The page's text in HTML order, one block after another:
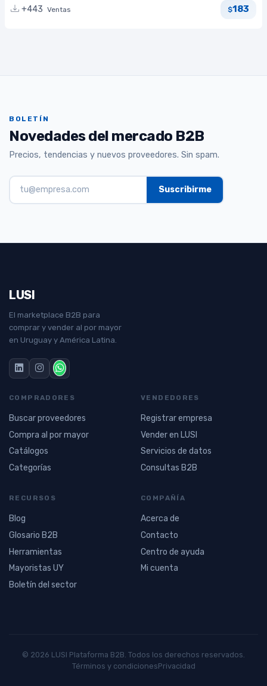
+443 Ventas $183
BOLETÍN
Novedades del mercado B2B
Precios, tendencias y nuevos proveedores. Sin spam.
LUSI
El marketplace B2B para
comprar y vender al por mayor
en Uruguay y América Latina.
COMPRADORES
Buscar proveedores
Compra al por mayor
Catálogos
Categorías
VENDEDORES
Registrar empresa
Vender en LUSI
Servicios de datos
Consultas B2B
RECURSOS
Blog
Glosario B2B
Herramientas
Mayoristas UY
Boletín del sector
COMPAÑÍA
Acerca de
Contacto
Centro de ayuda
Mi cuenta
© 2026 LUSI Plataforma B2B. Todos los derechos reservados.
Términos y condicionesPrivacidad